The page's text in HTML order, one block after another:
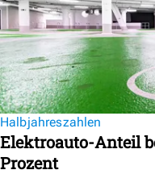
Halbjahreszahlen
Elektroauto-Anteil
Prozent